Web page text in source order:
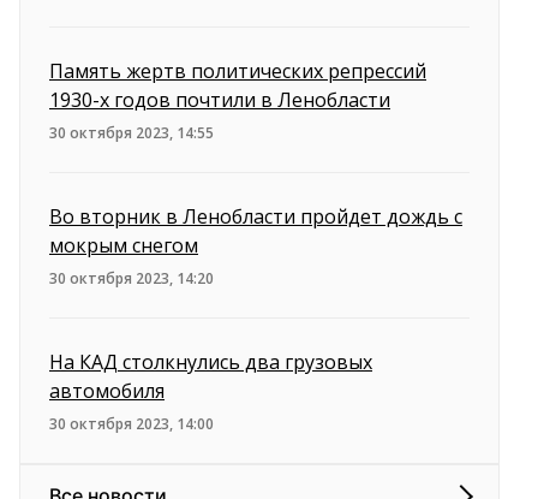
Память жертв политических репрессий
1930-х годов почтили в Ленобласти
30 октября 2023, 14:55
Во вторник в Ленобласти пройдет дождь с
мокрым снегом
30 октября 2023, 14:20
На КАД столкнулись два грузовых
автомобиля
30 октября 2023, 14:00